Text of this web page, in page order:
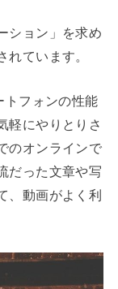
ション」を求め
れています。
トフォンの性能
軽にやりとりさ
のオンラインで
だった文章や写
、動画がよく利